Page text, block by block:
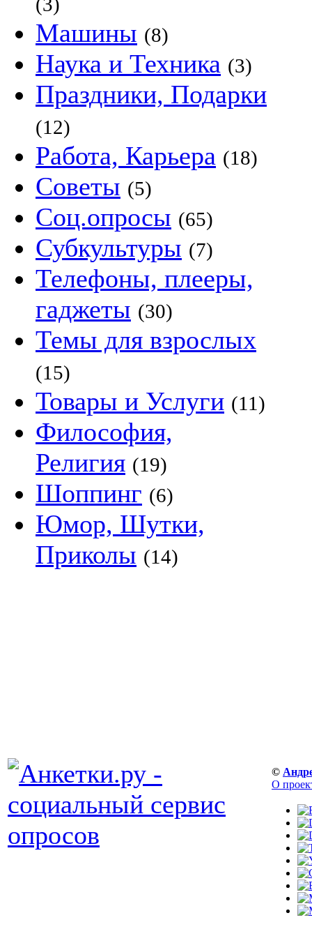
Машины (8)
Наука и Техника (3)
Праздники, Подарки
(12)
Работа, Карьера (18)
Советы (5)
Соц.опросы (65)
Субкультуры (7)
Телефоны, плееры,
гаджеты (30)
Темы для взрослых
(15)
Товары и Услуги (11)
Философия,
Религия (19)
Шоппинг (6)
Юмор, Шутки,
Приколы (14)
©
О